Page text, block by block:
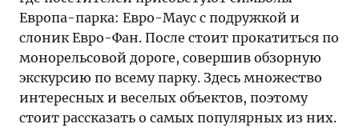
Европа-парка: Евро-Маус с подружкой и
слоник Евро-Фан. После стоит прокатиться по
монорельсовой дороге, совершив обзорную
экскурсию по всему парку. Здесь множество
интересных и веселых объектов, поэтому
стоит рассказать о самых популярных из них.